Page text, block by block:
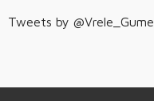
Tweets by @Vrele_Gume